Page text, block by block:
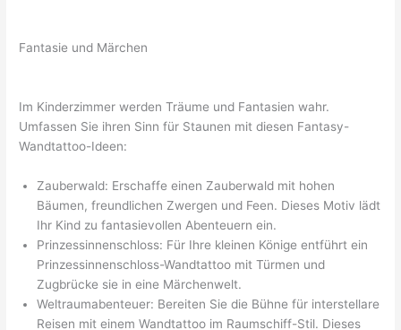
Fantasie und Märchen
Im Kinderzimmer werden Träume und Fantasien wahr.
Umfassen Sie ihren Sinn für Staunen mit diesen Fantasy-
Wandtattoo-Ideen:
Zauberwald: Erschaffe einen Zauberwald mit hohen
Bäumen, freundlichen Zwergen und Feen. Dieses Motiv lädt
Ihr Kind zu fantasievollen Abenteuern ein.
Prinzessinnenschloss: Für Ihre kleinen Könige entführt ein
Prinzessinnenschloss-Wandtattoo mit Türmen und
Zugbrücke sie in eine Märchenwelt.
Weltraumabenteuer: Bereiten Sie die Bühne für interstellare
Reisen mit einem Wandtattoo im Raumschiff-Stil. Dieses